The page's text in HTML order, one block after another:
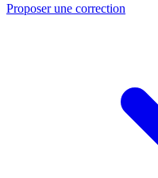
Proposer une correction